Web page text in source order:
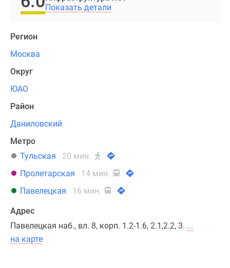
материалы.
секций
в
варьируется
от
до
16
этажей.
Строительство
велось
в
три
все
из
уже
Показать детали
Регион
Москва
Округ
ЮАО
Район
Даниловский
Метро
Тульская
20 мин.
Пролетарская
14 мин.
Павелецкая
16 мин.
Адрес
Павелецкая наб., вл. 8, корп. 1.2-1.6, 2.1,2.2, 3. ...
на карте